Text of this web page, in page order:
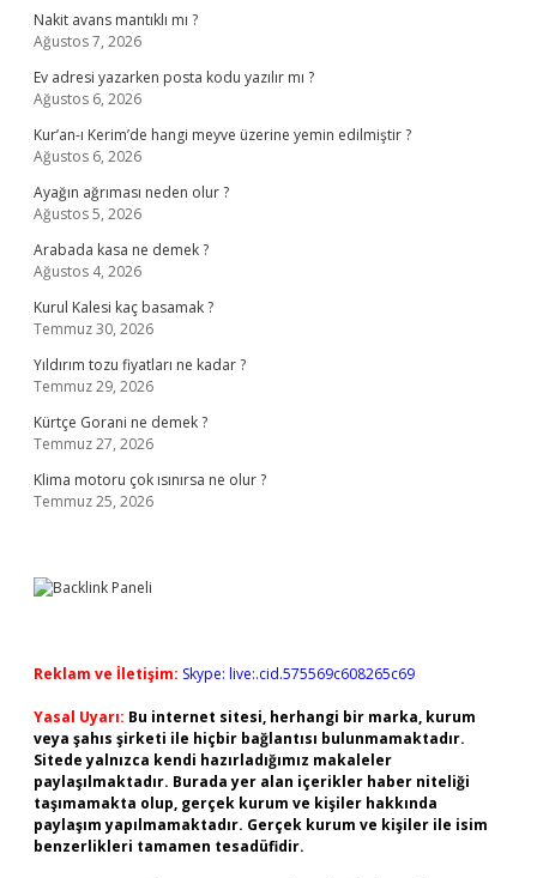
Nakit avans mantıklı mı ?
Ağustos 7, 2026
Ev adresi yazarken posta kodu yazılır mı ?
Ağustos 6, 2026
Kur’an-ı Kerim’de hangi meyve üzerine yemin edilmiştir ?
Ağustos 6, 2026
Ayağın ağrıması neden olur ?
Ağustos 5, 2026
Arabada kasa ne demek ?
Ağustos 4, 2026
Kurul Kalesi kaç basamak ?
Temmuz 30, 2026
Yıldırım tozu fiyatları ne kadar ?
Temmuz 29, 2026
Kürtçe Gorani ne demek ?
Temmuz 27, 2026
Klima motoru çok ısınırsa ne olur ?
Temmuz 25, 2026
Reklam ve İletişim: Skype: live:.cid.575569c608265c69
Yasal Uyarı: Bu internet sitesi, herhangi bir marka, kurum
veya şahıs şirketi ile hiçbir bağlantısı bulunmamaktadır.
Sitede yalnızca kendi hazırladığımız makaleler
paylaşılmaktadır. Burada yer alan içerikler haber niteliği
taşımamakta olup, gerçek kurum ve kişiler hakkında
paylaşım yapılmamaktadır. Gerçek kurum ve kişiler ile isim
benzerlikleri tamamen tesadüfidir.